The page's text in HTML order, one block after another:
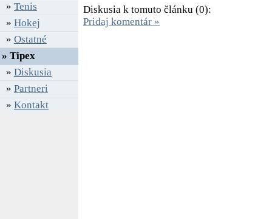
» Tenis
» Hokej
» Ostatné
» Tipex
» Diskusia
» Partneri
» Kontakt
Diskusia k tomuto článku (0):
Pridaj komentár »